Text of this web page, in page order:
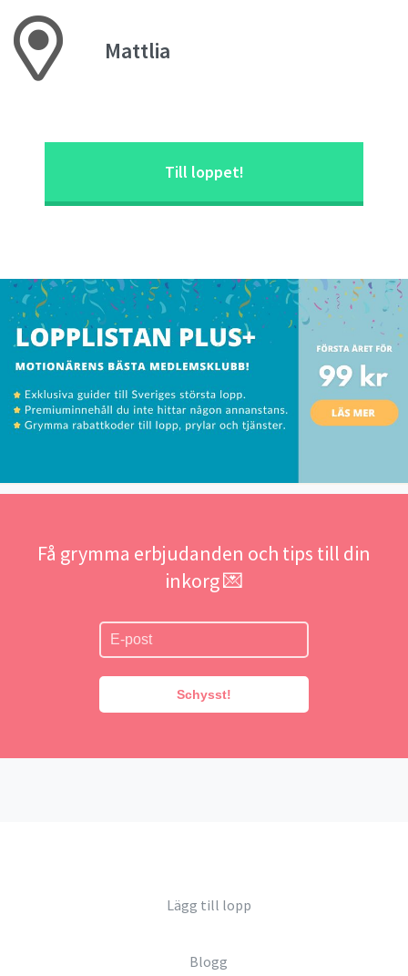
Mattlia
Till loppet!
Få grymma erbjudanden och tips till din
inkorg 💌
Schysst!
Lägg till lopp
Blogg